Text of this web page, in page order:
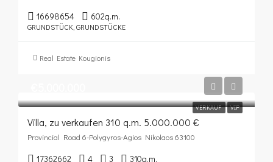
16698654 602q.m.
GRUNDSTÜCK, GRUNDSTÜCKE
Real Estate Kougionis
VERKAUF VIP
Villa, zu verkaufen 310 q.m. 5.000.000 €
Provincial Road 6-Polygyros-Agios Nikolaos 63100
17362662 4 3 310q.m.